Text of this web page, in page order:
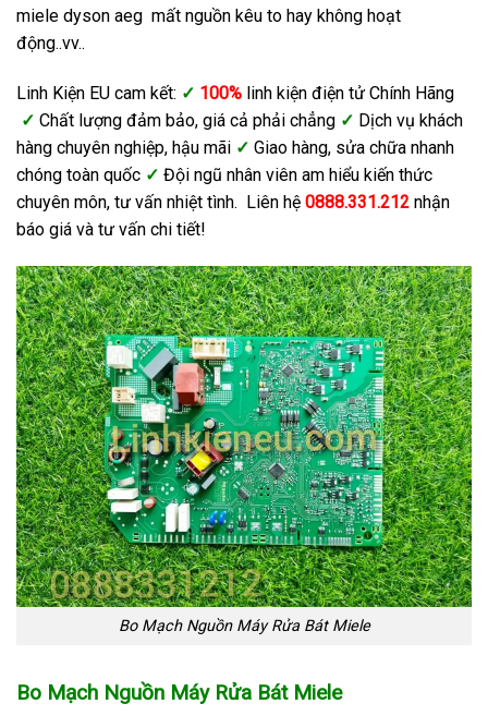
miele dyson aeg mất nguồn kêu to hay không hoạt
động..vv..
Linh Kiện EU cam kết: ✓ 100% linh kiện điện tử Chính Hãng
✓ Chất lượng đảm bảo, giá cả phải chẳng ✓ Dịch vụ khách
hàng chuyên nghiệp, hậu mãi ✓ Giao hàng, sửa chữa nhanh
chóng toàn quốc ✓ Đội ngũ nhân viên am hiểu kiến thức
chuyên môn, tư vấn nhiệt tình. Liên hệ 0888.331.212 nhận
báo giá và tư vấn chi tiết!
Bo Mạch Nguồn Máy Rửa Bát Miele
Bo Mạch Nguồn Máy Rửa Bát Miele